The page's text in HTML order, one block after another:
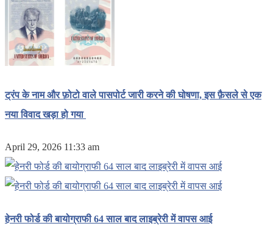
ट्रंप के नाम और फ़ोटो वाले पासपोर्ट जारी करने की घोषणा, इस फ़ैसले से एक
नया विवाद खड़ा हो गया
April 29, 2026 11:33 am
हेनरी फोर्ड की बायोग्राफी 64 साल बाद लाइब्रेरी में वापस आई